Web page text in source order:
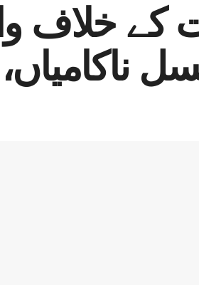
کے خلاف